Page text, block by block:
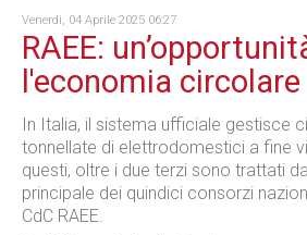
Venerdì, 04 Aprile 2025 06:27
RAEE:
l'economia circolare
In Italia, il sistema ufficiale gestisce
tonnellate di elettrodomestici a fine
questi, oltre i due terzi sono trattati
principale dei quindici consorzi
CdC RAEE.